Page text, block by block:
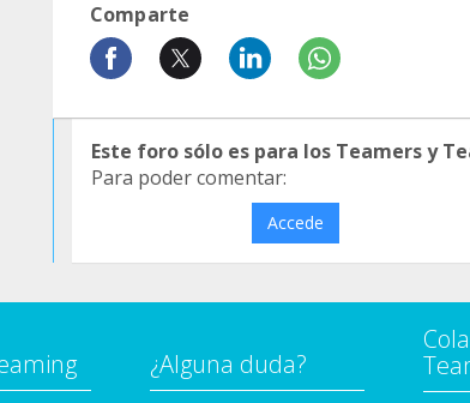
Comparte
Este foro sólo es para los Teamers y
Para poder comentar:
Accede
¿Alguna duda?